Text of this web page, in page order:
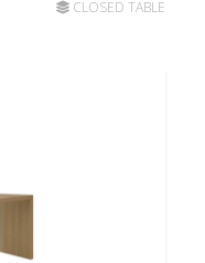
CLOSED TABLE